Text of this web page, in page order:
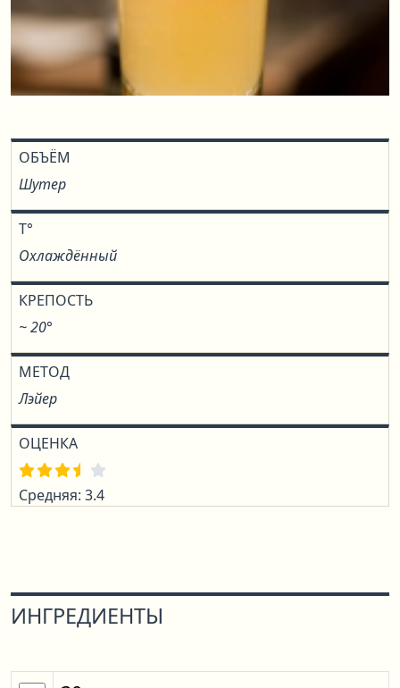
ОБЪЁМ
Шутер
T°
Охлаждённый
КРЕПОСТЬ
~ 20°
МЕТОД
Лэйер
ОЦЕНКА
Средняя: 3.4
ИНГРЕДИЕНТЫ